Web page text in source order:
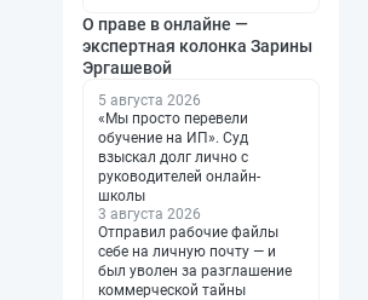
О праве в онлайне —
экспертная колонка Зарины
Эргашевой
5 августа 2026
«Мы просто перевели
обучение на ИП». Суд
взыскал долг лично с
руководителей онлайн-
школы
3 августа 2026
Отправил рабочие файлы
себе на личную почту — и
был уволен за разглашение
коммерческой тайны